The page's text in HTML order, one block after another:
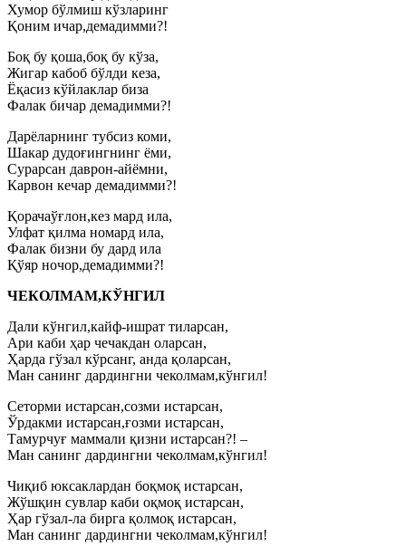
Хумор бўлмиш кўзларинг
Қоним ичар,демадимми?!
Боқ бу қоша,боқ бу кўза,
Жигар кабоб бўлди кеза,
Ёқасиз кўйлаклар биза
Фалак бичар демадимми?!
Дарёларнинг тубсиз коми,
Шакар дудоғингнинг ёми,
Сурарсан даврон-айёмни,
Карвон кечар демадимми?!
Қорачаўғлон,кез мард ила,
Улфат қилма номард ила,
Фалак бизни бу дард ила
Қўяр ночор,демадимми?!
ЧЕКОЛМАМ,КЎНГИЛ
Дали кўнгил,кайф-ишрат тиларсан,
Ари каби ҳар чечакдан оларсан,
Ҳарда гўзал кўрсанг, анда қоларсан,
Ман санинг дардингни чеколмам,кўнгил!
Сеторми истарсан,созми истарсан,
Ўрдакми истарсан,ғозми истарсан,
Тамурчуғ маммали қизни истарсан?! –
Ман санинг дардингни чеколмам,кўнгил!
Чиқиб юксаклардан боқмоқ истарсан,
Жўшқин сувлар каби оқмоқ истарсан,
Ҳар гўзал-ла бирга қолмоқ истарсан,
Ман санинг дардингни чеколмам,кўнгил!